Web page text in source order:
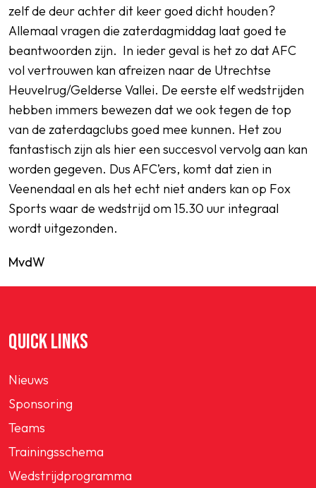
zelf de deur achter dit keer goed dicht houden?
Allemaal vragen die zaterdagmiddag laat goed te
beantwoorden zijn. In ieder geval is het zo dat AFC
vol vertrouwen kan afreizen naar de Utrechtse
Heuvelrug/Gelderse Vallei. De eerste elf wedstrijden
hebben immers bewezen dat we ook tegen de top
van de zaterdagclubs goed mee kunnen. Het zou
fantastisch zijn als hier een succesvol vervolg aan kan
worden gegeven. Dus AFC’ers, komt dat zien in
Veenendaal en als het echt niet anders kan op Fox
Sports waar de wedstrijd om 15.30 uur integraal
wordt uitgezonden.
MvdW
QUICK LINKS
Nieuws
Sponsoring
Teams
Trainingsschema
Wedstrijdprogramma